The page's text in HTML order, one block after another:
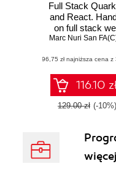
Full Stack
and React.
on full stack
development
Kubernetes
Marc Nuri San
(96,75 zł najniższa cena z
116.10
129.00 zł (-10%)